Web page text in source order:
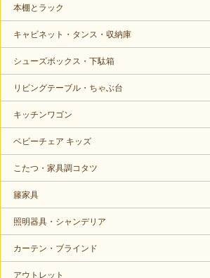
本棚とラック
キャビネット・タンス・収納庫
シューズボックス・下駄箱
リビングテーブル・ちゃぶ台
キッチンワゴン
ベビーチェア キッズ
こたつ・家具調コタツ
籐家具
照明器具・シャンデリア
カーテン・ブラインド
アウトレット